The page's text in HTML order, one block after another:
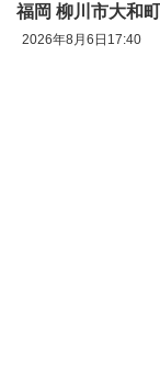
福岡 柳川市大和
2026年8月6日17:40